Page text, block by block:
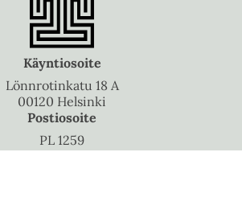
Käyntiosoite
Lönnrotinkatu 18 A
00120 Helsinki
Postiosoite
PL 1259